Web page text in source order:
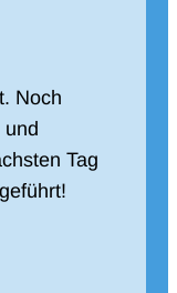
Noch
und
Tag